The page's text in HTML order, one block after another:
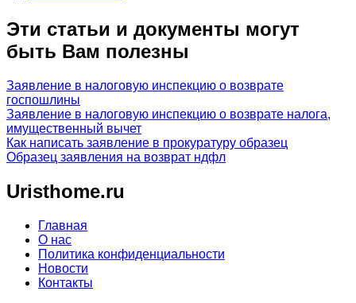
Эти статьи и документы могут
быть Вам полезны
Заявление в налоговую инспекцию о возврате
госпошлины
Заявление в налоговую инспекцию о возврате налога,
имущественный вычет
Как написать заявление в прокуратуру образец
Образец заявления на возврат ндфл
Uristhome.ru
Главная
О нас
Политика конфиденциальности
Новости
Контакты